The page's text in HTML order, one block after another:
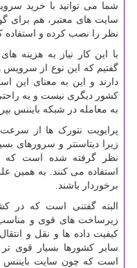
شما می توانید با خرید
سایت های معتبر، هم برای
نظر را نصب کرده و استفاده
با این کار نیاز به هزینه
گفتیم که این نوع از
دارند و این به معنای این
کشور دیگری نیست و به راحتی
به معامله در شبکه بایننس
پرایویت نتورک ها از
زیرا دیتاسنتر و سرورهای
نظر گرفته شده است که
استفاده می کنند. به همین
برخوردار باشند.
البته گفتنی است که در
زیرساخت های قوی و
کیفیت داده ها و نقل و
سایر کشورها بسیار قوی تر
است که چون سایت بایننس